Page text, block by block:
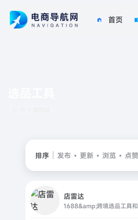
首页
排序 发布 更新 浏览 点赞
店雷达
1688&amp;跨境选品工具